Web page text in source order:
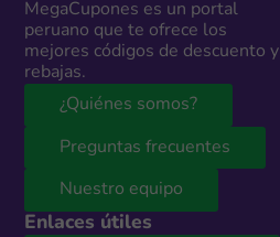
MegaCupones es un portal
peruano que te ofrece los
mejores códigos de descuento y
rebajas.
¿Quiénes somos?
Preguntas frecuentes
Nuestro equipo
Enlaces útiles